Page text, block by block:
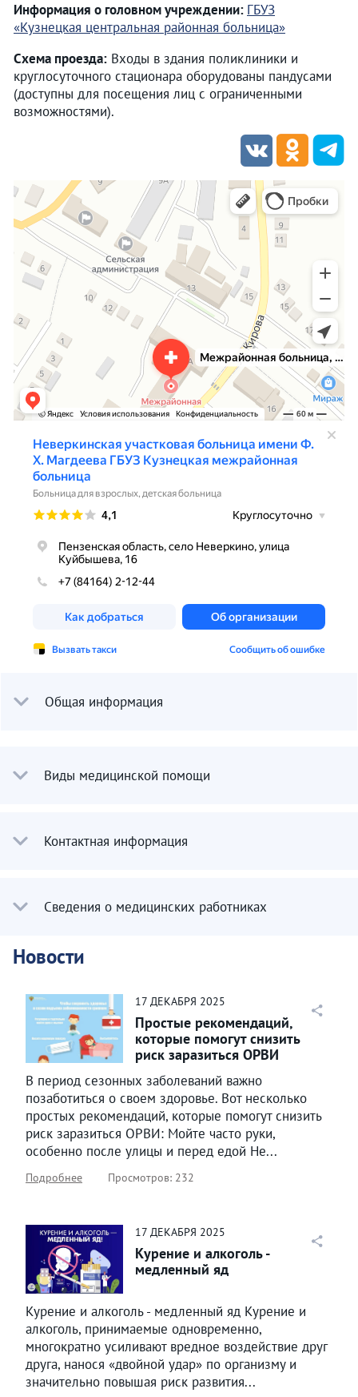
Информация о головном учреждении: ГБУЗ
«Кузнецкая центральная районная больница»
Схема проезда: Входы в здания поликлиники и
круглосуточного стационара оборудованы пандусами
(доступны для посещения лиц с ограниченными
возможностями).
Общая информация
Виды медицинской помощи
Контактная информация
Сведения о медицинских работниках
Новости
17 ДЕКАБРЯ 2025
Простые рекомендаций,
которые помогут снизить
риск заразиться ОРВИ
В период сезонных заболеваний важно
позаботиться о своем здоровье. Вот несколько
простых рекомендаций, которые помогут снизить
риск заразиться ОРВИ: Мойте часто руки,
особенно после улицы и перед едой Не...
Подробнее Просмотров: 232
17 ДЕКАБРЯ 2025
Курение и алкоголь -
медленный яд
Курение и алкоголь - медленный яд Курение и
алкоголь, принимаемые одновременно,
многократно усиливают вредное воздействие друг
друга, нанося «двойной удар» по организму и
значительно повышая риск развития...